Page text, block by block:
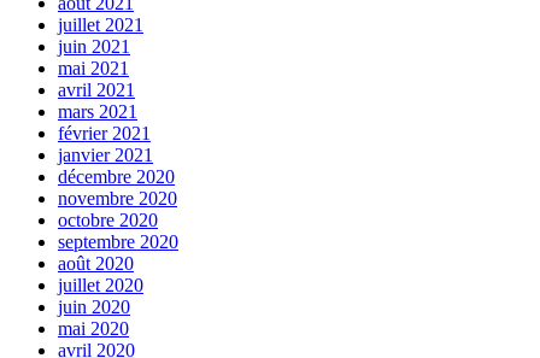
juillet 2021
juin 2021
mai 2021
avril 2021
mars 2021
février 2021
janvier 2021
décembre 2020
novembre 2020
octobre 2020
septembre 2020
août 2020
juillet 2020
juin 2020
mai 2020
avril 2020